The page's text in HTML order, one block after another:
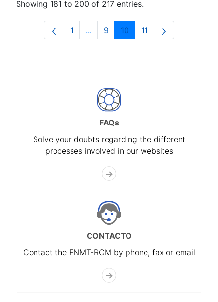
Showing 181 to 200 of 217 entries.
Page
1 ...Intermediate Pages Use TAB to
Page
9 Page
10 Page
11
FAQs
Solve your doubts regarding the different
processes involved in our websites
CONTACTO
Contact the FNMT-RCM by phone, fax or email